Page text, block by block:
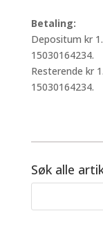
Betaling:
Depositum kr
15030164234.
Resterende kr
15030164234.
Søk alle